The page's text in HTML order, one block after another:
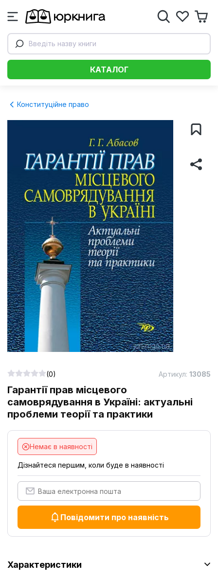
Введіть назву книги
КАТАЛОГ
Конституційне право
Гарантії прав місцевого
самоврядування в Україні: актуальні
проблеми теорії та практики
(0) Артикул: 13085
Немає в наявності
Дізнайтеся першим, коли буде в наявності
Повідомити про наявність
Характеристики